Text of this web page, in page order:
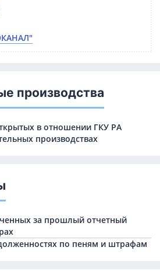
производства
в отношении ГКУ РА
производствах
за прошлый отчетный
по пеням и штрафам